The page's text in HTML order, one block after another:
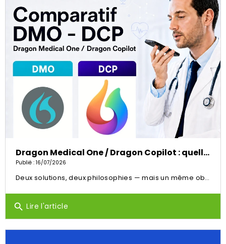
Dragon Medical One / Dragon Copilot : quelle solution choisir ?
Publié : 16/07/2026
Deux solutions, deux philosophies — mais un même objectif : vous faire gagner du temps pour vous concentrer sur vos patients.
search Lire l'article